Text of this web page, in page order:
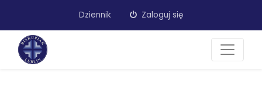
Dziennik Zaloguj się